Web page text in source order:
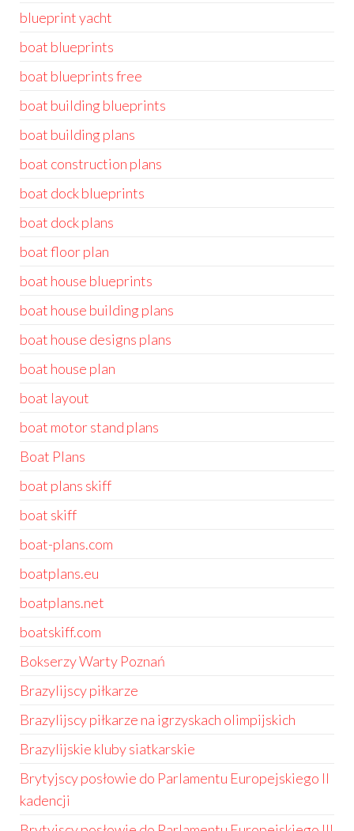
blueprint yacht
boat blueprints
boat blueprints free
boat building blueprints
boat building plans
boat construction plans
boat dock blueprints
boat dock plans
boat floor plan
boat house blueprints
boat house building plans
boat house designs plans
boat house plan
boat layout
boat motor stand plans
Boat Plans
boat plans skiff
boat skiff
boat-plans.com
boatplans.eu
boatplans.net
boatskiff.com
Bokserzy Warty Poznań
Brazylijscy piłkarze
Brazylijscy piłkarze na igrzyskach olimpijskich
Brazylijskie kluby siatkarskie
Brytyjscy posłowie do Parlamentu Europejskiego II
kadencji